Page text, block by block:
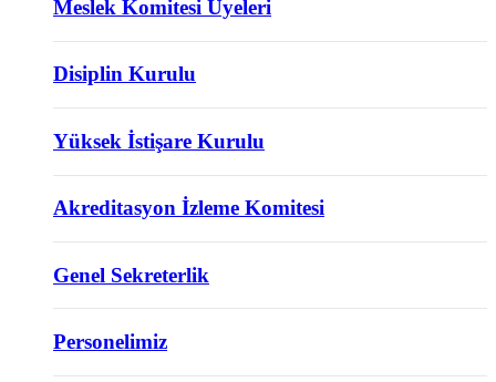
Meslek Komitesi Üyeleri
Disiplin Kurulu
Yüksek İstişare Kurulu
Akreditasyon İzleme Komitesi
Genel Sekreterlik
Personelimiz